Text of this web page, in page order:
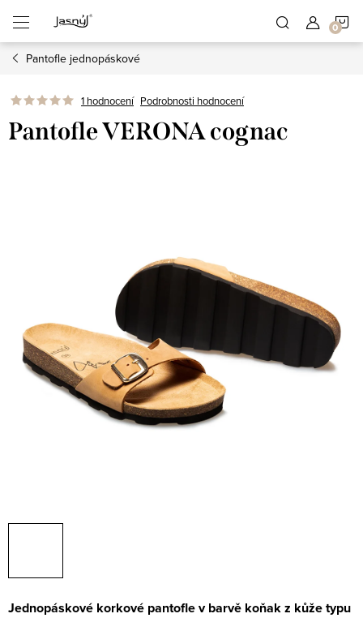
obsah
Pantofle jednopáskové
1 hodnocení Podrobnosti hodnocení
Pantofle VERONA cognac
Jednopáskové korkové pantofle v barvě koňak z kůže typu